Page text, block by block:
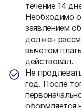
течение 14
Необходимо
заявлением
должен
вычетом
действовал.
Не
год. После
оформляется